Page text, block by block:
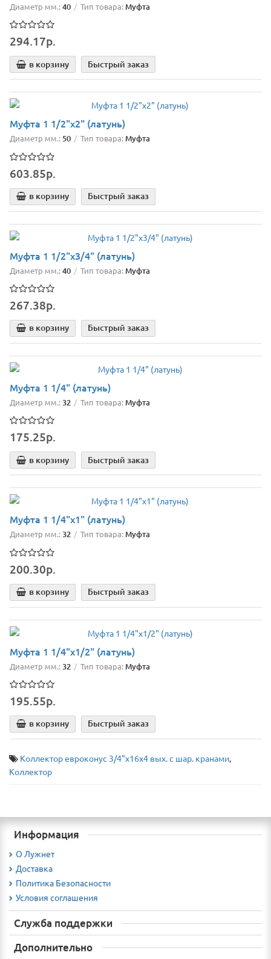
Диаметр мм.:40 Тип товара:Муфта
294.17р.
в корзину Быстрый заказ
Муфта 1 1/2"х2" (латунь)
Диаметр мм.: 50 Тип товара:Муфта
603.85р.
в корзину Быстрый заказ
Муфта 1 1/2"х3/4" (латунь)
Диаметр мм.:40 Тип товара: Муфта
267.38р.
в корзину Быстрый заказ
Муфта 1 1/4" (латунь)
Диаметр мм.:32 Тип товара:Муфта
175.25р.
в корзину Быстрый заказ
Муфта 1 1/4"х1" (латунь)
Диаметр мм.:32 Тип товара:Муфта
200.30р.
в корзину Быстрый заказ
Муфта 1 1/4"х1/2" (латунь)
Диаметр мм.:32 Тип товара:Муфта
195.55р.
в корзину Быстрый заказ
Коллектор евроконус 3/4"х16х4 вых. с шар. кранами,
Коллектор
Информация
О Лужнет
Доставка
Политика Безопасности
Условия соглашения
Служба поддержки
Дополнительно